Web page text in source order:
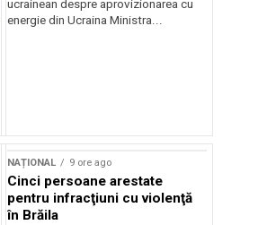
ucrainean despre aprovizionarea cu
energie din Ucraina Ministra...
NAȚIONAL 9 ore ago
Cinci persoane arestate
pentru infracţiuni cu violenţă
în Brăila